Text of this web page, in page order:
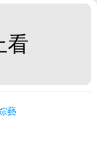
看
藝